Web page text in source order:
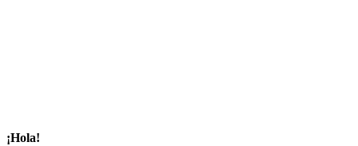
¡Hola!